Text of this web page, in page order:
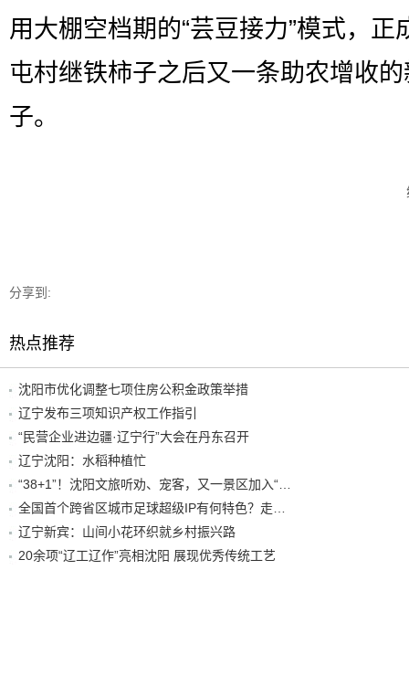
用大棚空档期的“芸豆接力”模式，正
屯村继铁柿子之后又一条助农增收
子。
分享到:
热点推荐
沈阳市优化调整七项住房公积金政策举措
辽宁发布三项知识产权工作指引
“民营企业进边疆·辽宁行”大会在丹东召开
辽宁沈阳：水稻种植忙
辽宁新宾：山间小花环织就乡村振兴路
20余项“辽工辽作”亮相沈阳 展现优秀传统工艺